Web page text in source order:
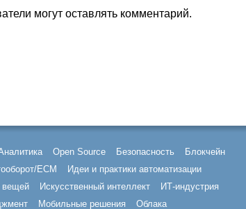
могут оставлять комментарий.
Open Source Безопасность
Блокчейн
ECM
Идеи и практики автоматизации
вещей
Искусственный интеллект
ИТ-индустрия
Мобильные решения Облака